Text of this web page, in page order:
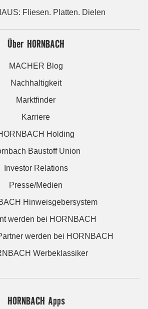
Fliesen. Platten. Dielen
Über HORNBACH
MACHER Blog
Nachhaltigkeit
Marktfinder
Karriere
Holding
Baustoff Union
Investor Relations
Presse/Medien
Hinweisgebersystem
werden bei HORNBACH
werden bei HORNBACH
Werbeklassiker
HORNBACH Apps